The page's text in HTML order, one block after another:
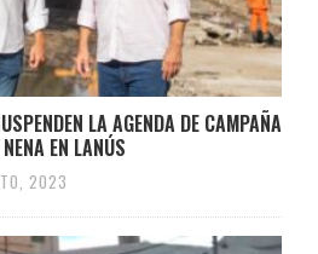
LA AGENDA DE CAMPAÑA
EN LANÚS
2023